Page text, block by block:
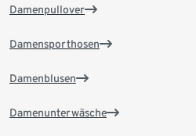
Damenpullover
Damensporthosen
Damenblusen
Damenunterwäsche